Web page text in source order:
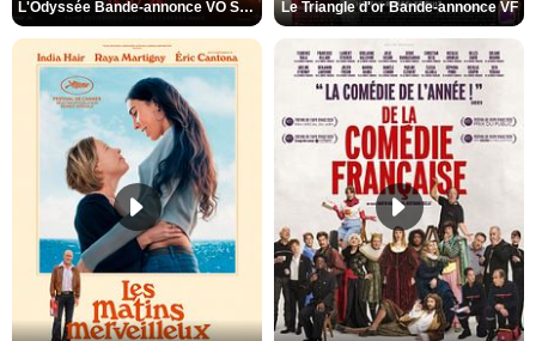
L'Odyssée Bande-annonce VO STFR Le Triangle d'or Bande-annonce VF